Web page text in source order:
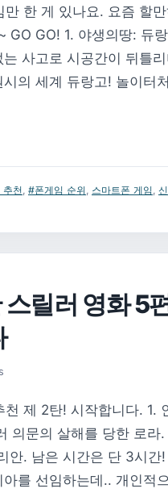
한 게 있나요. 요즘 할
GO GO! 1. 야생의땅: 듀
사고로 시공간이 뒤틀
의 세계 듀랑고! 놀이터
추천, #폰게임 순위, 스마트폰 게임,
릴러 영화 5
제 2탄! 시작합니다. 1.
의문의 살해를 당한 로
안. 남은 시간은 단 3시
를 선임하는데.. 개인적